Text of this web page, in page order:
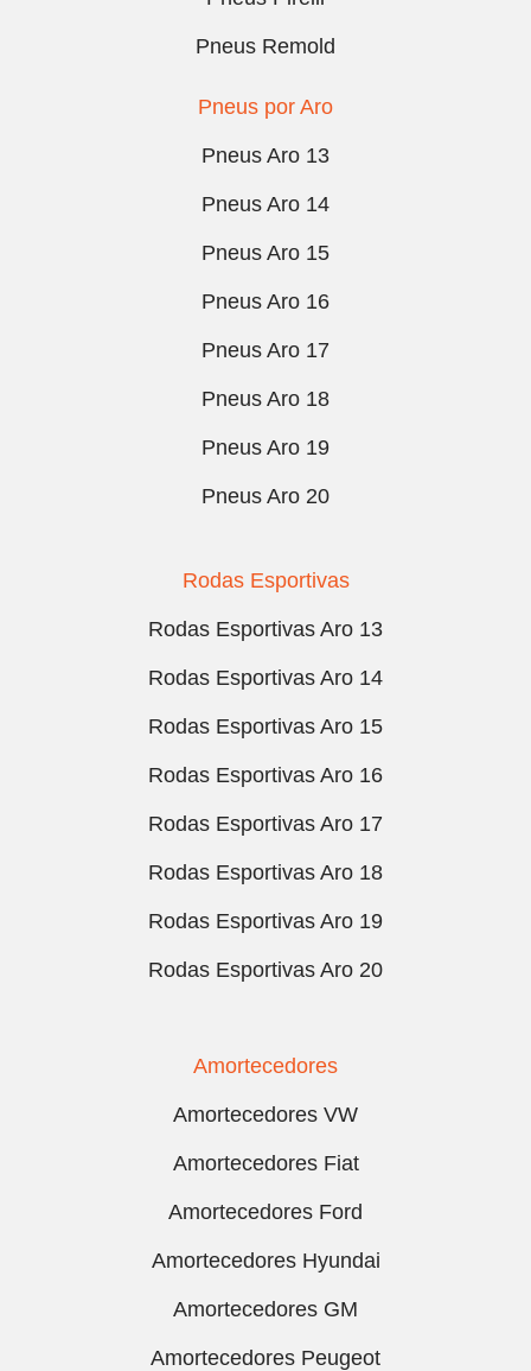
Pneus Remold
Pneus por Aro
Pneus Aro 13
Pneus Aro 14
Pneus Aro 15
Pneus Aro 16
Pneus Aro 17
Pneus Aro 18
Pneus Aro 19
Pneus Aro 20
Rodas Esportivas
Rodas Esportivas Aro 13
Rodas Esportivas Aro 14
Rodas Esportivas Aro 15
Rodas Esportivas Aro 16
Rodas Esportivas Aro 17
Rodas Esportivas Aro 18
Rodas Esportivas Aro 19
Rodas Esportivas Aro 20
Amortecedores
Amortecedores VW
Amortecedores Fiat
Amortecedores Ford
Amortecedores Hyundai
Amortecedores GM
Amortecedores Peugeot